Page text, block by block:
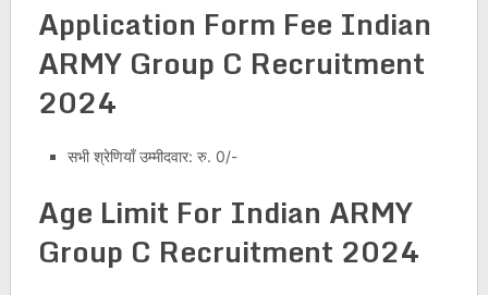
Application Form Fee Indian
ARMY Group C Recruitment
2024
सभी श्रेणियाँ उम्मीदवार: रु. 0/-
Age Limit For Indian ARMY
Group C Recruitment 2024